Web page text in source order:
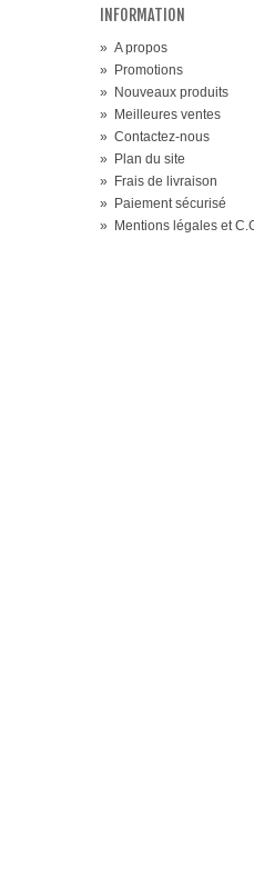
INFORMATION
» A propos
» Promotions
» Nouveaux produits
» Meilleures ventes
» Contactez-nous
» Plan du site
» Frais de livraison
» Paiement sécurisé
» Mentions légales et